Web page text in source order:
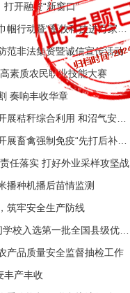
开融资“新窗口”
我县开展乡村振兴巾帼行动暨“畜牧科技进万家”养殖技术培训
范非法集资暨诚信宣传活动
素质农民职业技能大赛
奏响丰收华章
固镇县农业农村局开展秸秆综合利用 和沼气安全生产培训活动
固镇县农业农村局开展畜禽强制免疫“先打后补”工作培训
任落实 打好外业采样攻坚战
播种机播后苗情监测
筑牢安全生产防线
固镇县1家农民田间学校入选第一批全国县级优质农民田间学校
产品质量安全监督抽检工作
丰产丰收